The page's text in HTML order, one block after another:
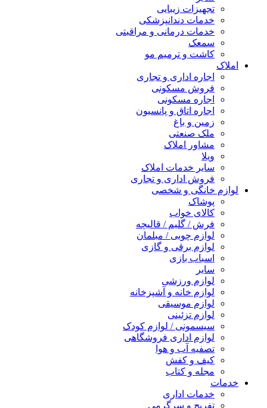
تجهیزات زیبایی
خدمات دندانپزشکی
خدمات درمانی و مراقبتی
سمعک
کاشت و ترمیم مو
املاک
اجاره اداری و تجاری
فروش مسکونی
اجاره مسکونی
اجاره اتاق و پانسیون
زمین و باغ
ملک صنعتی
مشاور املاک
ویلا
سایر خدمات املاک
فروش اداری و تجاری
لوازم خانگی و شخصی
پوشاک
کالای خواب
فرش / گلیم / قالیچه
لوازم چوبی / مبلمان
لوازم برقی و گازی
اسباب بازی
سایر
لوازم ورزشی
لوازم خانه و آشپزخانه
لوازم موسیقی
لوازم تزئینی
سیسمونی / لوازم کودک
لوازم اداری فروشگاهی
تصفیه آب و هوا
کیف و کفش
مجله و کتاب
خدمات
خدمات اداری
تفریح و سرگرمی